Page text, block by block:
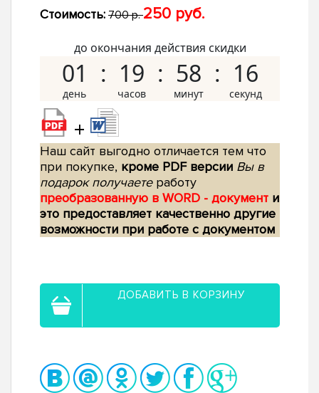
Стоимость: 700 р.250 руб.
до окончания действия скидки
01 19 58 15
+
Наш сайт выгодно отличается тем что
при покупке, кроме PDF версии Вы в
подарок получаетеработу
преобразованную в WORD - документ и
это предоставляет качественно другие
возможности при работе с документом
ДОБАВИТЬ В КОРЗИНУ